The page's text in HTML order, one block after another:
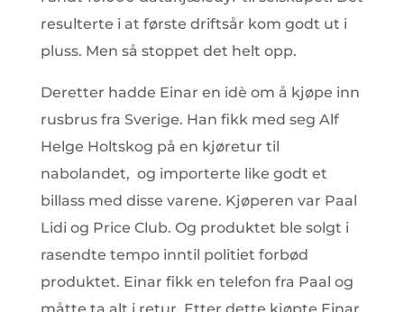
resulterte i at første driftsår kom godt ut i
pluss. Men så stoppet det helt opp.
Deretter hadde Einar en idè om å kjøpe inn
rusbrus fra Sverige. Han fikk med seg Alf
Helge Holtskog på en kjøretur til
nabolandet, og importerte like godt et
billass med disse varene. Kjøperen var Paal
Lidi og Price Club. Og produktet ble solgt i
rasendte tempo inntil politiet forbød
produktet. Einar fikk en telefon fra Paal og
måtte ta alt i retur. Etter dette kjøpte Einar